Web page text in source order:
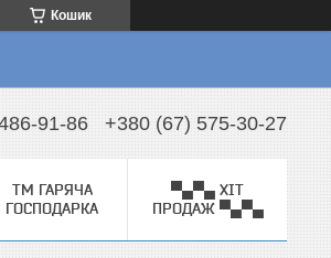
Кошик
91-86 +380 (67) 575-30-27
ТМ ГАРЯЧА
ГОСПОДАРКА
▀▄▀▄ ХІТ
ПРОДАЖ ▀▄▀▄